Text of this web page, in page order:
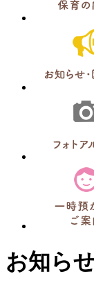
お知ら